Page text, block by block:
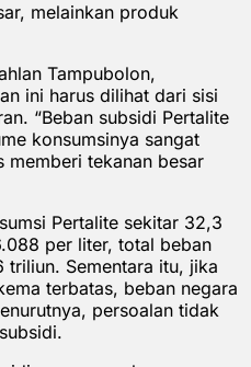
melainkan produk
Tampubolon,
ini harus dilihat dari sisi
“Beban subsidi Pertalite
konsumsinya sangat
tekanan besar
Pertalite sekitar 32,3
per liter, total beban
triliun. Sementara itu, jika
terbatas, beban negara
persoalan tidak